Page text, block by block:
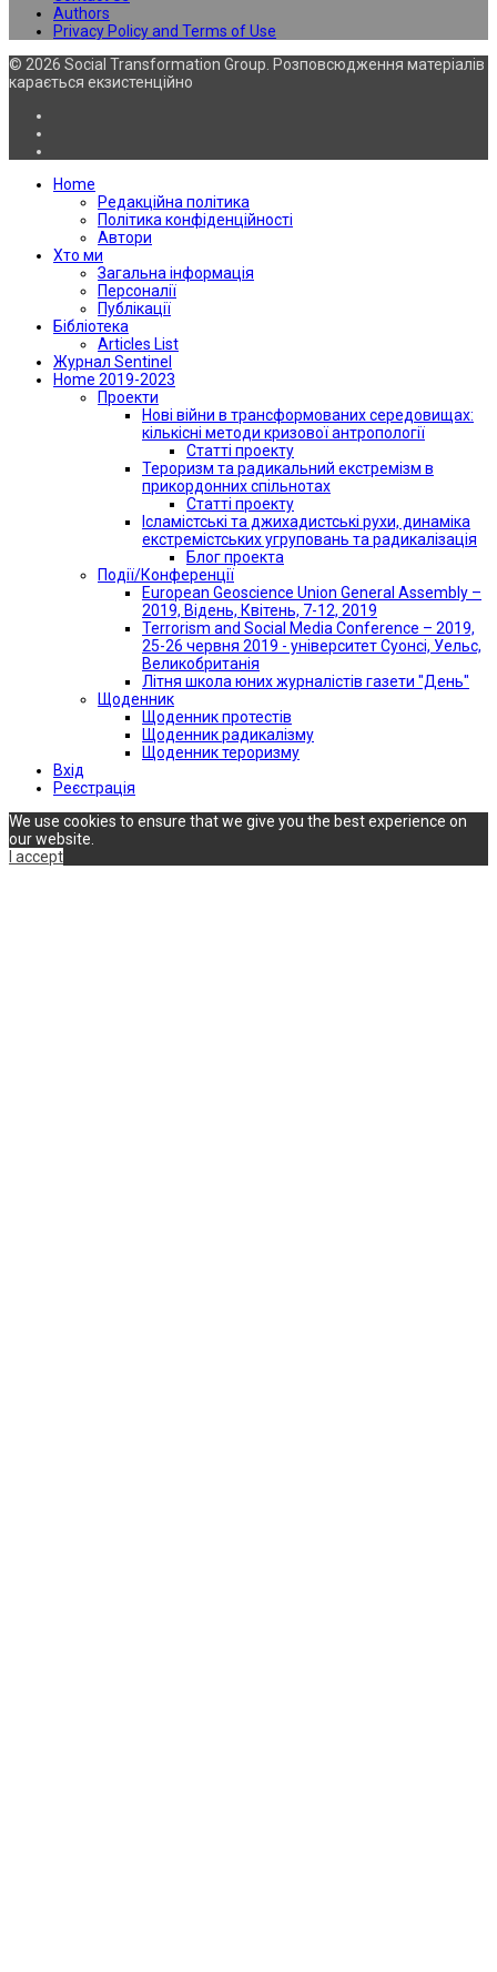
Authors
Privacy Policy and Terms of Use
© 2026 Social Transformation Group. Розповсюдження матеріалів
карається екзистенційно
Home
Редакційна політика
Політика конфіденційності
Автори
Хто ми
Загальна інформація
Персоналії
Публікації
Бібліотека
Articles List
Журнал Sentinel
Home 2019-2023
Проекти
Нові війни в трансформованих середовищах:
кількісні методи кризової антропології
Статті проекту
Тероризм та радикальний екстремізм в
прикордонних спільнотах
Статті проекту
Ісламістські та джихадистські рухи, динаміка
екстремістських угруповань та радикалізація
Блог проекта
Події/Конференції
European Geoscience Union General Assembly –
2019, Відень, Квітень, 7-12, 2019
Terrorism and Social Media Conference – 2019,
25-26 червня 2019 - університет Суонсі, Уельс,
Великобританія
Літня школа юних журналістів газети "День"
Щоденник
Щоденник протестів
Щоденник радикалізму
Щоденник тероризму
Вхід
Реєстрація
We use cookies to ensure that we give you the best experience on
our website.
I accept